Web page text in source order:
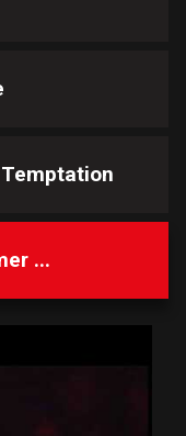
...